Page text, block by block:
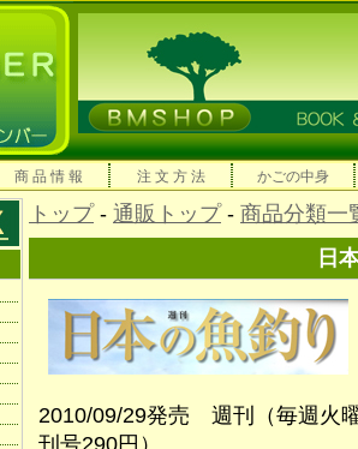
商 品 情 報 注 文 方 法 かごの中身
トップ- 通販トップ- 商品分類一
日
2010/09/29発売 週刊（毎週火
刊号290円）